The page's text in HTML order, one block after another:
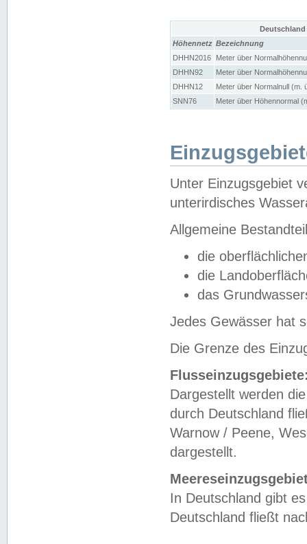
Höhennetz Bezeichnung
DHHN2016
Meter über
DHHN92
Meter über
DHHN12
Meter über Normalnull (m.
SNN76
Meter über Höhennormal
Unter Einzugsgebiet
unterirdisches
Allgemeine
die
die
das
Jedes Gewässer hat
Die Grenze des
Dargestellt werden
durch Deutschland
Warnow / Peene,
dargestellt.
In Deutschland gibt
Deutschland fließt